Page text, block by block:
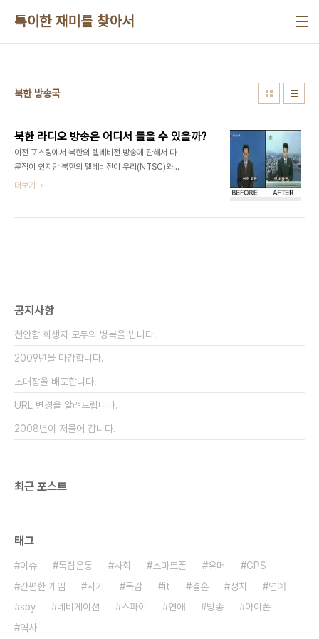
특이한 재미를 찾아서
북한 방송국
북한 라디오 방송은 어디서 들을 수 있을까?
이전 포스팅에서 북한의 텔레비전 방송에 관해서 다
룬적이 있지만 북한의 텔레비전이 우리(NTSC)와
다른 (PAL)방식이기 때문에 대남 선전용으로 따로
소가 아닌 별도 방송)이다. FM방송은 PBS가 하나
상상이 안간다. 혁명가요를 매일 틀어..
더보기
공지사항
천안함 희생자 모두의 병복을 빕니다.
2009년을 마감합니다.
초대장을 배포합니다.
URL 변경을 알려드립니다.
2008년이 저물어 갑니다.
최근 포스트
태그
이슈 독립운동 사회 스마트폰 유머
GPS
간편한 게임
사기 독감 it 결혼 정치
연예
spy
네비게이션 스파이 연애 방송
아이폰
역사